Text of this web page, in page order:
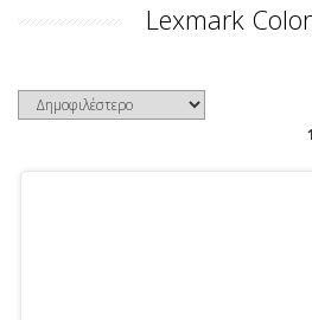
Lexmark
1